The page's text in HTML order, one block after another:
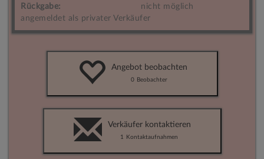
Rückgabe:
nicht möglich
angemeldet als privater Verkäufer
Angebot beobachten
0 Beobachter
Verkäufer kontaktieren
1 Kontaktaufnahmen